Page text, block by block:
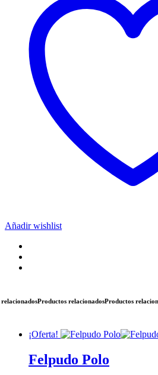
Añadir wishlist
Productos relacionadosProductos relacionados
¡Oferta!
Felpudo Polo